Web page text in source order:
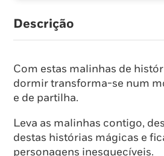
Descrição
Com estas malinhas de
dormir transforma-se num
e de partilha.
Leva as malinhas contigo,
destas histórias mágicas e
personagens inesquecíveis.